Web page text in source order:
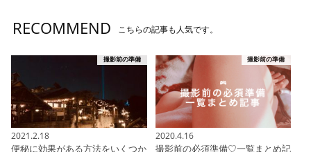
RECOMMEND こちらの記事も人気です。
撮影前の準備
2021.2.18
便秘に効果がある方法をいくつか
撮影前の準備
2020.4.16
撮影前の必須準備♡一覧まとめ記